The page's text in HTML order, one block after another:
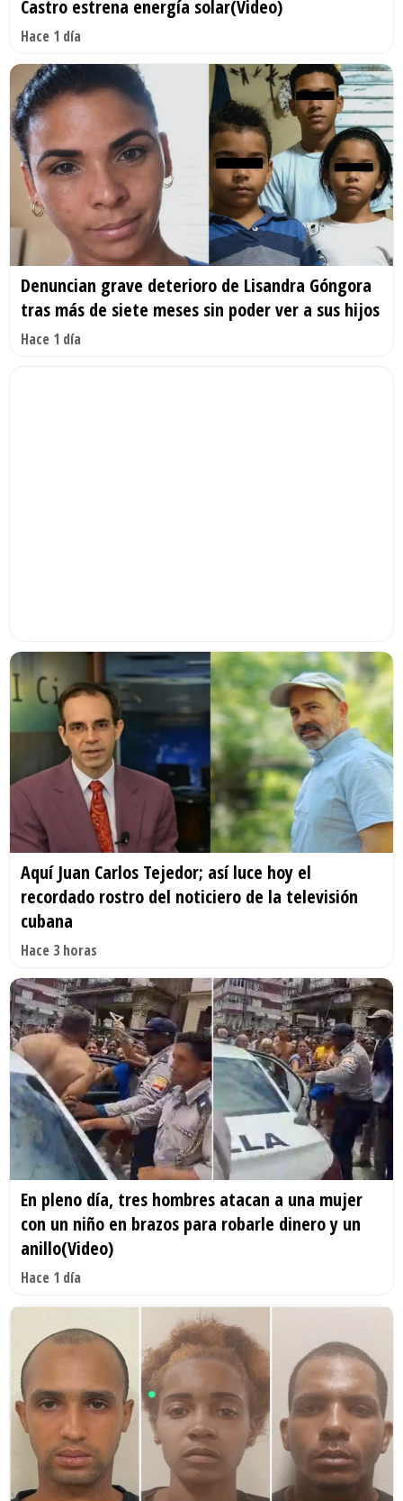
Castro estrena energía solar(Video)
Hace 1 día
Denuncian grave deterioro de Lisandra Góngora
tras más de siete meses sin poder ver a sus hijos
Hace 1 día
Aquí Juan Carlos Tejedor; así luce hoy el
recordado rostro del noticiero de la televisión
cubana
Hace 3 horas
En pleno día, tres hombres atacan a una mujer
con un niño en brazos para robarle dinero y un
anillo(Video)
Hace 1 día